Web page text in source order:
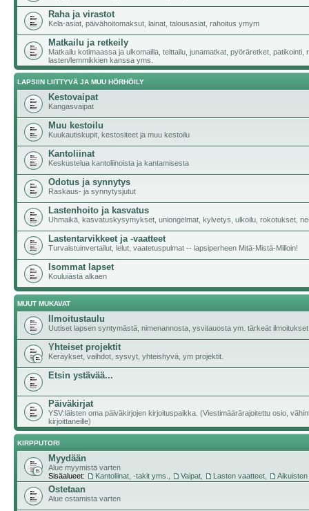
Raha ja virastot
Kela-asiat, päivähoitomaksut, lainat, talousasiat, rahoitus ymym
Matkailu ja retkeily
Matkailu kotimaassa ja ulkomailla, telttailu, junamatkat, pyöräretket, patikointi,
lasten/lemmikkien kanssa yms.
LAPSIIN LIITTYVÄ JA MUU HÖRHÖILY
Kestovaipat
Kangasvaipat
Muu kestoilu
Kuukautiskupit, kestositeet ja muu kestoilu
Kantoliinat
Keskustelua kantoliinoista ja kantamisesta
Odotus ja synnytys
Raskaus- ja synnytysjutut
Lastenhoito ja kasvatus
Uhmaikä, kasvatuskysymykset, uniongelmat, kylvetys, ulkoilu, rokotukset,
Lastentarvikkeet ja -vaatteet
Turvaistuinvertailut, lelut, vaatetuspulmat -- lapsiperheen Mitä-Mistä-Milloin!
Isommat lapset
Kouluiästä alkaen
MUUT MUKAVAT
Ilmoitustaulu
Uutiset lapsen syntymästä, nimenannosta, ysvitauosta ym. tärkeät ilmoitukset
Yhteiset projektit
Keräykset, vaihdot, sysvyt, yhteishyvä, ym projektit.
Etsin ystävää...
Päiväkirjat
YSV:läisten oma päiväkirjojen kirjoituspaikka. (Viestimäärärajoitettu osio,
kirjoittaneille)
KIRPPUTORI
Myydään
Alue myymistä varten
Sisäalueet:
Kantoliinat, -takit yms. Vaipat Lasten vaatteet
Ostetaan
Alue ostamista varten